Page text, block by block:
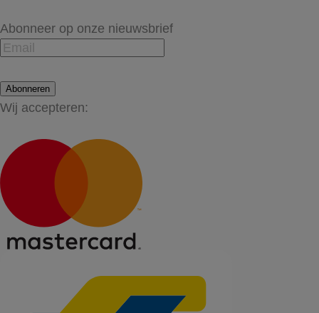
Abonneer op onze nieuwsbrief
Abonneren
Wij accepteren: